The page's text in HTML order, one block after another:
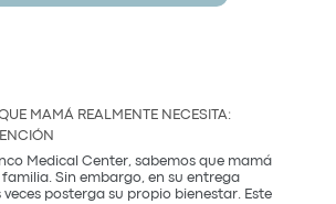
MAMÁ REALMENTE NECESITA:
Medical Center, sabemos que mamá
familia. Sin embargo, en su entrega
posterga su propio bienestar. Este